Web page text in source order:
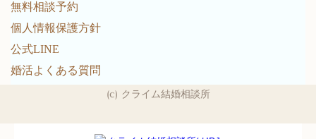
無料相談予約
個人情報保護方針
公式LINE
婚活よくある質問
(c) クライム結婚相談所